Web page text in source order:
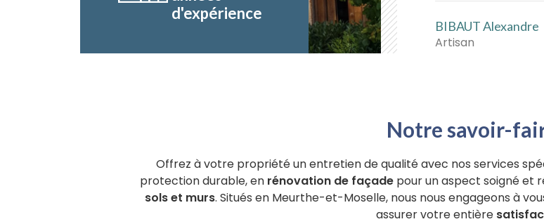
d'expérience
BIBAUT Alexandre
Artisan
Notre savoir-
Offrez à votre propriété un entretien de qualité avec nos services
protection durable, en rénovation de façade pour un aspect soigné et
sols et murs. Situés en Meurthe-et-Moselle, nous nous engageons à
assurer votre entière